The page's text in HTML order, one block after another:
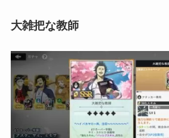
大雑把な教師